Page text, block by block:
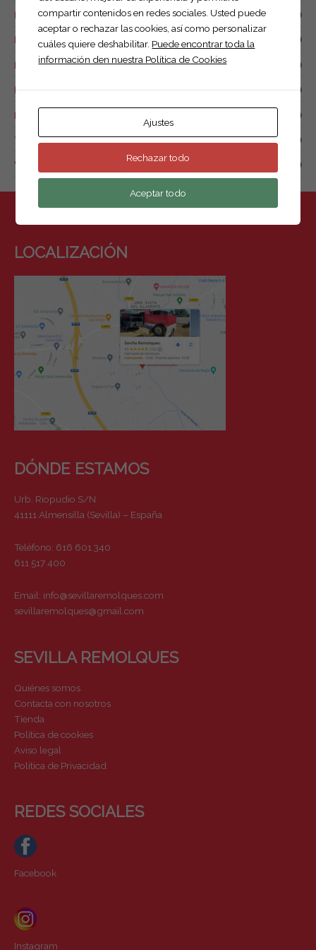
Remolque de combustible (0)
Remolque náutico (1)
Remolque para drones (2)
Remolques de motos y quads (7)
Remolques para animales (1)
Tow box (0)
Van de caballos. (4)
LOCALIZACIÓN
DÓNDE ESTAMOS
Urb. Riopudio S/N
41111 Almensilla (Sevilla) – España
Teléfono: 616 601 340
611 517 400
Email: info@sevillaremolques.com
sevillaremolques@gmail.com
SEVILLA REMOLQUES
Quiénes somos
Contacta con nosotros
Tienda
Política de cookies
Aviso legal
Política de Privacidad
REDES SOCIALES
Facebook
Instagram
compartir contenidos en redes sociales. Usted puede
aceptar o rechazar las cookies, así como personalizar
cuáles quiere deshabilitar. Puede encontrar toda la
información den nuestra Política de Cookies
Ajustes
Rechazar todo
Aceptar todo